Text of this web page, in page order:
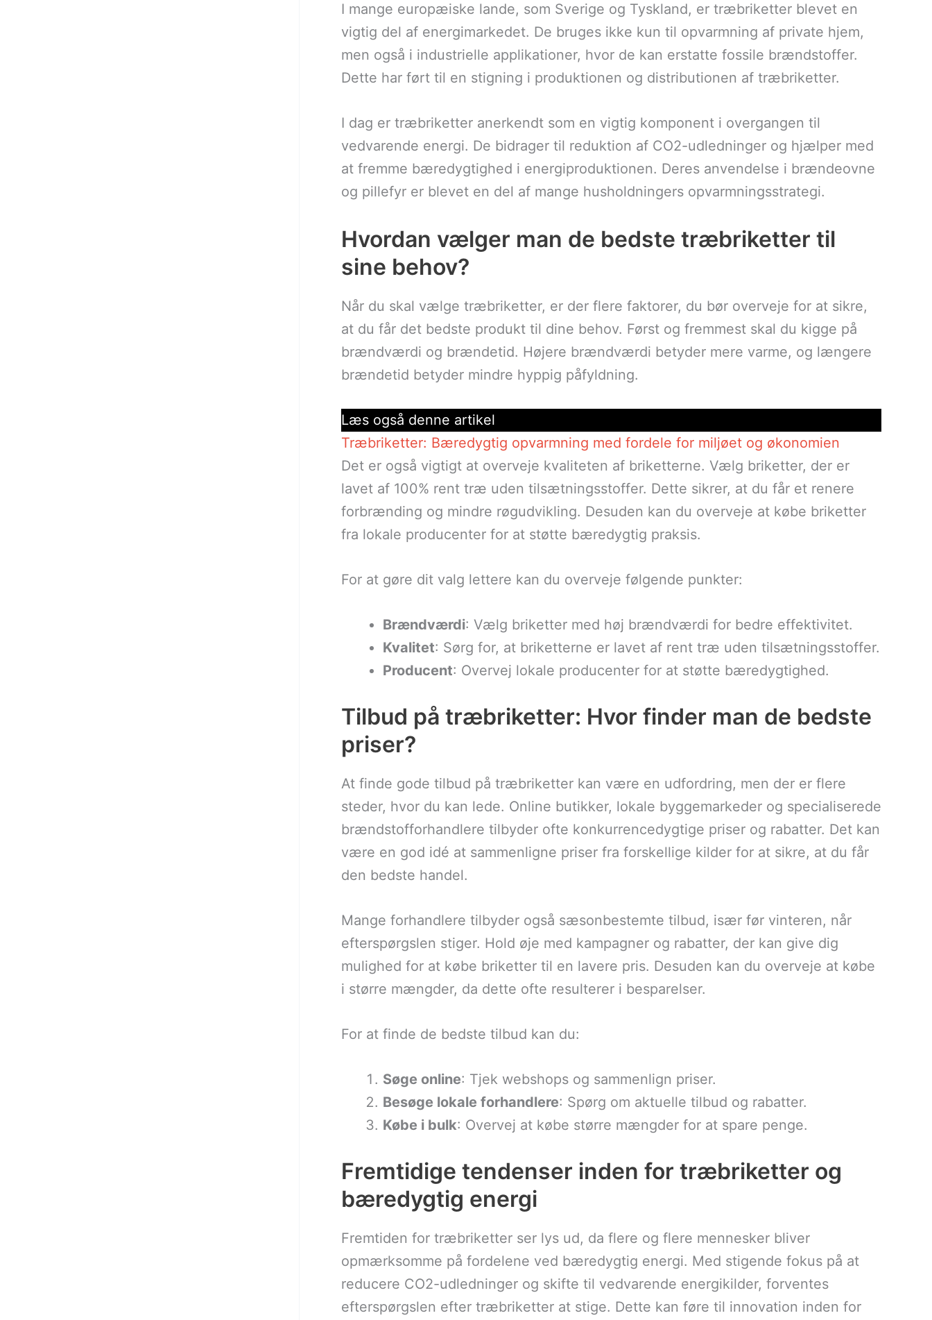
I mange europæiske lande, som Sverige og Tyskland, er træbriketter blevet en
vigtig del af energimarkedet. De bruges ikke kun til opvarmning af private hjem,
men også i industrielle applikationer, hvor de kan erstatte fossile brændstoffer.
Dette har ført til en stigning i produktionen og distributionen af træbriketter.
I dag er træbriketter anerkendt som en vigtig komponent i overgangen til
vedvarende energi. De bidrager til reduktion af CO2-udledninger og hjælper med
at fremme bæredygtighed i energiproduktionen. Deres anvendelse i brændeovne
og pillefyr er blevet en del af mange husholdningers opvarmningsstrategi.
Hvordan vælger man de bedste træbriketter til
sine behov?
Når du skal vælge træbriketter, er der flere faktorer, du bør overveje for at sikre,
at du får det bedste produkt til dine behov. Først og fremmest skal du kigge på
brændværdi og brændetid. Højere brændværdi betyder mere varme, og længere
brændetid betyder mindre hyppig påfyldning.
Læs også denne artikel
Træbriketter: Bæredygtig opvarmning med fordele for miljøet og økonomien
Det er også vigtigt at overveje kvaliteten af briketterne. Vælg briketter, der er
lavet af 100% rent træ uden tilsætningsstoffer. Dette sikrer, at du får et renere
forbrænding og mindre røgudvikling. Desuden kan du overveje at købe briketter
fra lokale producenter for at støtte bæredygtig praksis.
For at gøre dit valg lettere kan du overveje følgende punkter:
Brændværdi: Vælg briketter med høj brændværdi for bedre effektivitet.
Kvalitet: Sørg for, at briketterne er lavet af rent træ uden tilsætningsstoffer.
Producent: Overvej lokale producenter for at støtte bæredygtighed.
Tilbud på træbriketter: Hvor finder man de bedste
priser?
At finde gode tilbud på træbriketter kan være en udfordring, men der er flere
steder, hvor du kan lede. Online butikker, lokale byggemarkeder og specialiserede
brændstofforhandlere tilbyder ofte konkurrencedygtige priser og rabatter. Det kan
være en god idé at sammenligne priser fra forskellige kilder for at sikre, at du får
den bedste handel.
Mange forhandlere tilbyder også sæsonbestemte tilbud, især før vinteren, når
efterspørgslen stiger. Hold øje med kampagner og rabatter, der kan give dig
mulighed for at købe briketter til en lavere pris. Desuden kan du overveje at købe
i større mængder, da dette ofte resulterer i besparelser.
For at finde de bedste tilbud kan du:
Søge online: Tjek webshops og sammenlign priser.
Besøge lokale forhandlere: Spørg om aktuelle tilbud og rabatter.
Købe i bulk: Overvej at købe større mængder for at spare penge.
Fremtidige tendenser inden for træbriketter og
bæredygtig energi
Fremtiden for træbriketter ser lys ud, da flere og flere mennesker bliver
opmærksomme på fordelene ved bæredygtig energi. Med stigende fokus på at
reducere CO2-udledninger og skifte til vedvarende energikilder, forventes
efterspørgslen efter træbriketter at stige. Dette kan føre til innovation inden for